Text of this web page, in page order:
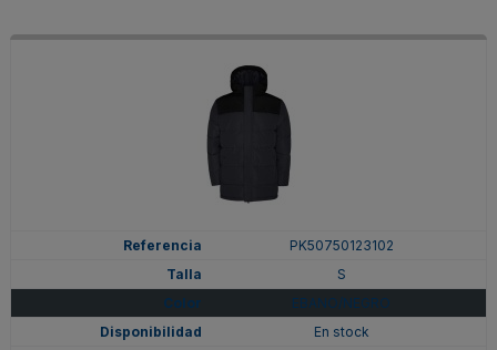
PK50750123102
S
EBANO/NEGRO
En stock